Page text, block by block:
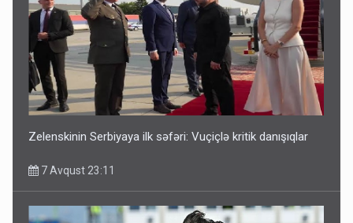
Media və Yayım Şurasına əlavə hüquq və vəzifələr verilib
7 Avqust 13:24
Zelenskinin Serbiyaya ilk səfəri: Vuçiçlə kritik danışıqlar
7 Avqust 23:11